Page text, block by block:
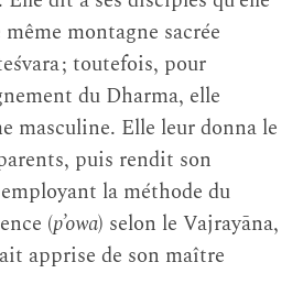
montagne sacrée
; toutefois, pour
du Dharma, elle
masculine. Elle leur donna le
puis rendit son
la méthode du
(p’owa) selon le Vajrayāna,
apprise de son maître